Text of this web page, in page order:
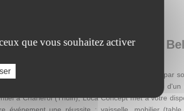
– MATÉRIEL DE CUISINE
matériel événementiel en
en place et pas chère, mais qui se distingue par
? Envie de mettre de l'ambiance lors d'un
à Charleroi (Thuin), Loca Concept met à votre
que vous souhaitez activer